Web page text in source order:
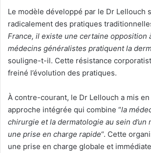
Le modèle développé par le Dr Lellouch
radicalement des pratiques
France, il existe une certaine opposition
médecins généralistes pratiquent la
souligne-t-il. Cette résistance
freiné l’évolution des pratiques.
À contre-courant, le Dr Lellouch a mis
approche intégrée qui combine “la
chirurgie et la dermatologie au sein d’un
une prise en charge rapide“. Cette
une prise en charge globale et